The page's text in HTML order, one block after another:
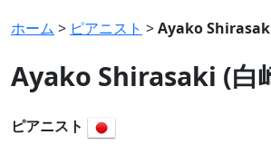
ホーム > ピアニスト >Ayako
Ayako Shirasaki (白
ピアニスト